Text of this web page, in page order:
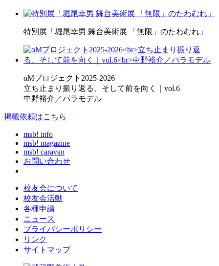
特別展「堀尾幸男 舞台美術展 「無限」のたわむれ」
αMプロジェクト2025-2026
立ち止まり振り返る、そして前を向く｜vol.6
中野裕介／パラモデル
掲載依頼はこちら
msb! info
msb! magazine
msb! caravan
お問い合わせ
校友会について
校友会活動
各種申請
ニュース
プライバシーポリシー
リンク
サイトマップ